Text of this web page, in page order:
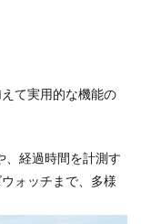
て実用的な機能の
、経過時間を計測す
ォッチまで、多様